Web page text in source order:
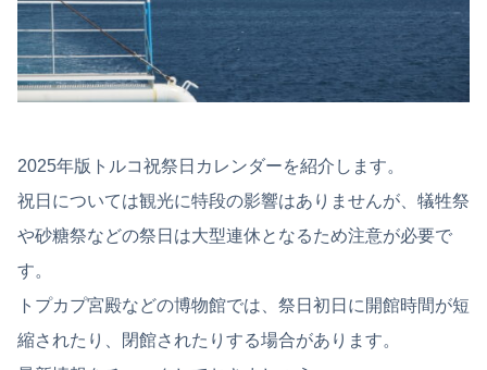
2025年版トルコ祝祭日カレンダーを紹介します。
祝日については観光に特段の影響はありませんが、犠牲祭
や砂糖祭などの祭日は大型連休となるため注意が必要で
す。
トプカプ宮殿などの博物館では、祭日初日に開館時間が短
縮されたり、閉館されたりする場合があります。